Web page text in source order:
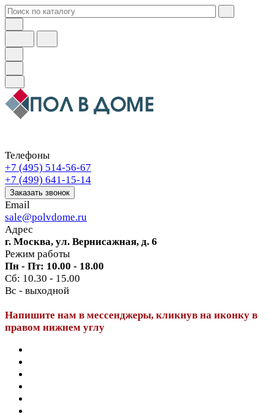
Телефоны
+7 (495) 514-56-67
+7 (499) 641-15-14
Заказать звонок
Email
sale@polvdome.ru
Адрес
г. Москва, ул. Вернисажная, д. 6
Режим работы
Пн - Пт: 10.00 - 18.00
Сб: 10.30 - 15.00
Вс - выходной
Напишите нам в мессенджеры, кликнув на иконку в
правом нижнем углу